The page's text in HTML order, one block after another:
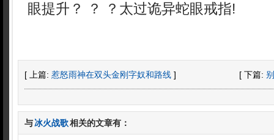
眼提升？ ？ ？太过诡异蛇眼戒指!
[ 上篇: 惹怒雨神在双头金刚字奴和路线 ] [ 下篇:
与冰火战歌相关的文章有：